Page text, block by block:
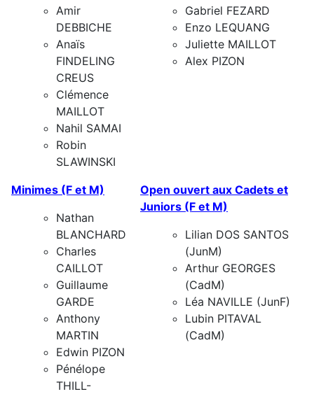
Amir
DEBBICHE
Anaïs
FINDELING
CREUS
Clémence
MAILLOT
Nahil SAMAI
Robin
SLAWINSKI
Gabriel FEZARD
Enzo LEQUANG
Juliette MAILLOT
Alex PIZON
Minimes (F et M)
Nathan
BLANCHARD
Charles
CAILLOT
Guillaume
GARDE
Anthony
MARTIN
Edwin PIZON
Pénélope
THILL-
Open ouvert aux Cadets et
Juniors (F et M)
Lilian DOS SANTOS
(JunM)
Arthur GEORGES
(CadM)
Léa NAVILLE (JunF)
Lubin PITAVAL
(CadM)